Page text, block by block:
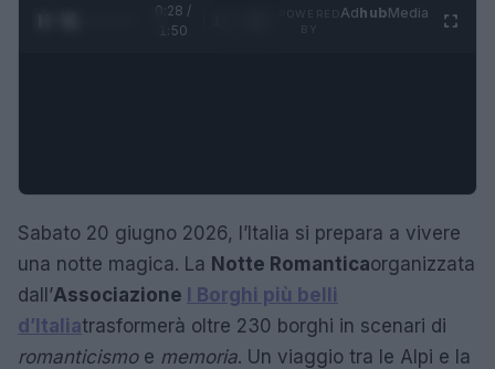
0:29 /
1:50
AdhubMedia
Sabato 20 giugno 2026, l’Italia si prepara a vivere
una notte magica. La Notte Romanticaorganizzata
dall’Associazione
I Borghi più belli
d’Italiatrasformerà oltre 230 borghi in scenari di
romanticismoe memoria. Un viaggio tra le Alpi e la